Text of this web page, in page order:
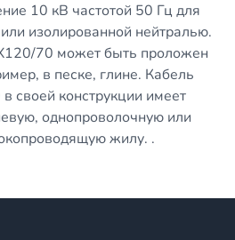
10 кВ частотой 50 Гц для
изолированной нейтралью.
70 может быть проложен
в песке, глине. Кабель
конструкции имеет
однопроволочную или
жилу. .